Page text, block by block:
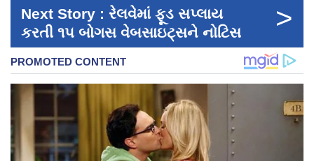
Next Story : રેલવેમાં ફૂડ સપ્લાય
કરતી ૧૫ બોગસ વેબસાઇટ્સને નોટિસ
>